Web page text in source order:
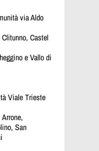
via Aldo
Castel
e Vallo di
Viale Trieste
San